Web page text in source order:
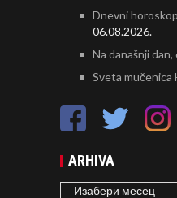
Dnevni
06.08.2026.
Na današnji dan,
Sveta mučenica
ARHIVA
ARHIVA